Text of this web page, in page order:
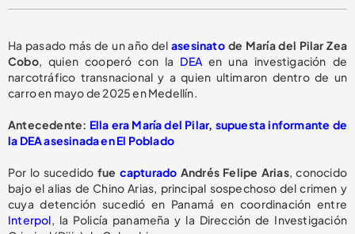
Ha pasado más de un año delasesinatode María del Pilar Zea
Cobo, quien cooperó con la DEA en una investigación de
narcotráfico transnacional y a quien ultimaron dentro de un
carro en mayo de 2025 en Medellín.
Antecedente: Ella era María del Pilar, supuesta informante de
la DEA asesinada en El Poblado
Por lo sucedido fue capturado Andrés Felipe Arias, conocido
bajo el alias de Chino Arias, principal sospechoso del crimen y
cuya detención sucedió en Panamá en coordinación entre
Interpol , la Policía panameña y la Dirección de Investigación